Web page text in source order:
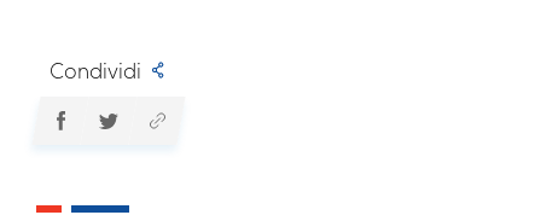
Condividi